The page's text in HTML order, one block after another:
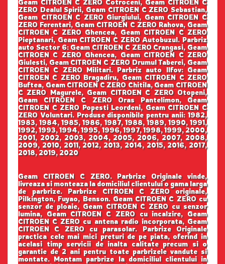
Geam CITROEN C ZERO Cotroceni, Geam CITROEN C
ZERO Dealul Spirii, Geam CITROEN C ZERO Sebastian,
Geam CITROEN C ZERO Giurgiului, Geam CITROEN C
ZERO Ferentari, Geam CITROEN C ZERO Rahova, Geam
CITROEN C ZERO Ghencea, Geam CITROEN C ZERO
Pieptanari, Geam CITROEN C ZERO Autobuzul. Parbriz
auto Sector 6: Geam CITROEN C ZERO Crangasi, Geam
CITROEN C ZERO Ghencea, Geam CITROEN C ZERO
Giulesti, Geam CITROEN C ZERO Drumul Taberei, Geam
CITROEN C ZERO Militari. Parbriz auto Ilfov: Geam
CITROEN C ZERO Bragadiru, Geam CITROEN C ZERO
Buftea, Geam CITROEN C ZERO Chitila, Geam CITROEN
C ZERO Magurele, Geam CITROEN C ZERO Otopeni,
Geam CITROEN C ZERO Oras Pantelimon, Geam
CITROEN C ZERO Popesti Leordeni, Geam CITROEN C
ZERO Voluntari. Produse disponibile pentru anii: 1982,
1983, 1984, 1985, 1986, 1987, 1988, 1989, 1990, 1991,
1992, 1993, 1994, 1995, 1996, 1997, 1998, 1999, 2000,
2001, 2002, 2003, 2004, 2005, 2006, 2007, 2008,
2009, 2010, 2011, 2012, 2013, 2014, 2015, 2016, 2017,
2018, 2019, 2020
Geam CITROEN C ZERO. Parbrize Originale vinde,
livreaza si monteaza la domiciliul clientului o gama larga
de parbrize. Parbrize CITROEN C ZERO originale,
Pilkington, Fuyao, Benson. Geam CITROEN C ZERO cu
senzor de ploaie, Geam CITROEN C ZERO cu senzor
lumina, Geam CITROEN C ZERO cu incalzire, Geam
CITROEN C ZERO cu antena radio incorporata, Geam
CITROEN C ZERO cu parasolar. Parbrize Originale
practica cele mai mici preturi de pe piata, oferind in
acelasi timp servicii de inalta calitate precum si o
garantie de 2 ani pentru toate parbrizele vandute si
montate. Montam parbrize la domiciliul clientului in